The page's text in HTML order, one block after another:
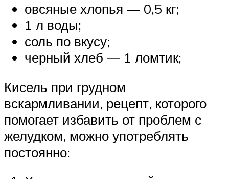
овсяные хлопья — 0,5 кг;
1 л воды;
соль по вкусу;
черный хлеб — 1 ломтик;
Кисель при грудном
вскармливании, рецепт, которого
помогает избавить от проблем с
желудком, можно употреблять
постоянно: